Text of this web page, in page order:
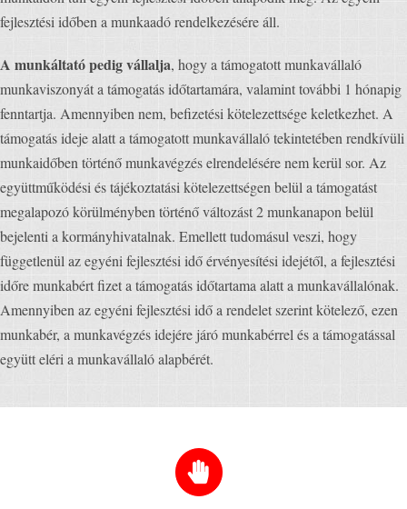
fejlesztési időben a munkaadó rendelkezésére áll.
A munkáltató pedig vállalja, hogy a támogatott munkavállaló
munkaviszonyát a támogatás időtartamára, valamint további 1 hónapig
fenntartja. Amennyiben nem, befizetési kötelezettsége keletkezhet. A
támogatás ideje alatt a támogatott munkavállaló tekintetében rendkívüli
munkaidőben történő munkavégzés elrendelésére nem kerül sor. Az
együttműködési és tájékoztatási kötelezettségen belül a támogatást
megalapozó körülményben történő változást 2 munkanapon belül
bejelenti a kormányhivatalnak. Emellett tudomásul veszi, hogy
függetlenül az egyéni fejlesztési idő érvényesítési idejétől, a fejlesztési
időre munkabért fizet a támogatás időtartama alatt a munkavállalónak.
Amennyiben az egyéni fejlesztési idő a rendelet szerint kötelező, ezen
munkabér, a munkavégzés idejére járó munkabérrel és a támogatással
együtt eléri a munkavállaló alapbérét.